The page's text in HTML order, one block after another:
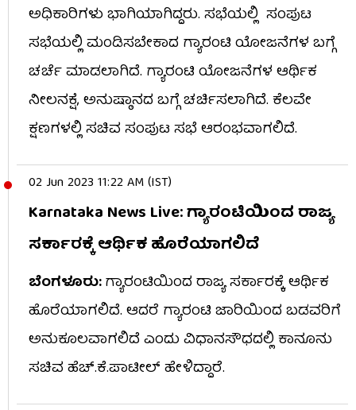
ಅಧಿಕಾರಿಗಳು ಭಾಗಿಯಾಗಿದ್ದರು. ಸಭೆಯಲ್ಲಿ ಸಂಪುಟ
ಸಭೆಯಲ್ಲಿ ಮಂಡಿಸಬೇಕಾದ ಗ್ಯಾರಂಟಿ ಯೋಜನೆಗಳ ಬಗ್ಗೆ
ಚರ್ಚೆ ಮಾಡಲಾಗಿದೆ. ಗ್ಯಾರಂಟಿ ಯೋಜನೆಗಳ ಆರ್ಥಿಕ
ನೀಲನಕ್ಷೆ, ಅನುಷ್ಠಾನದ ಬಗ್ಗೆ ಚರ್ಚಿಸಲಾಗಿದೆ. ಕೆಲವೇ
ಕ್ಷಣಗಳಲ್ಲಿ ಸಚಿವ ಸಂಪುಟ ಸಭೆ ಆರಂಭವಾಗಲಿದೆ.
02 Jun 2023 11:22 AM (IST)
Karnataka News Live: ಗ್ಯಾರಂಟಿಯಿಂದ ರಾಜ್ಯ
ಸರ್ಕಾರಕ್ಕೆ ಆರ್ಥಿಕ ಹೊರೆಯಾಗಲಿದೆ
ಬೆಂಗಳೂರು:ಗ್ಯಾರಂಟಿಯಿಂದ ರಾಜ್ಯ ಸರ್ಕಾರಕ್ಕೆ ಆರ್ಥಿಕ
ಹೊರೆಯಾಗಲಿದೆ. ಆದರೆ ಗ್ಯಾರಂಟಿ ಜಾರಿಯಿಂದ ಬಡವರಿಗೆ
ಅನುಕೂಲವಾಗಲಿದೆ ಎಂದು ವಿಧಾನಸೌಧದಲ್ಲಿ ಕಾನೂನು
ಸಚಿವ ಹೆಚ್​​.ಕೆ.ಪಾಟೀಲ್ ಹೇಳಿದ್ದಾರೆ.